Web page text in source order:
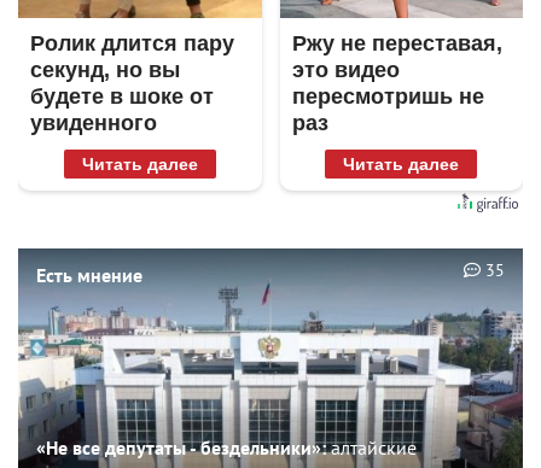
Ролик длится пару
секунд, но вы
будете в шоке от
увиденного
Читать далее
Ржу не переставая,
это видео
пересмотришь не
раз
Читать далее
Есть мнение
«Не все депутаты - бездельники»:алтайские
35